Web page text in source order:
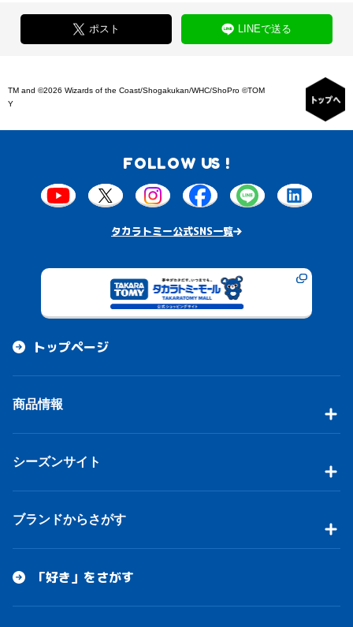
ポスト LINEで送る
TM and ©2026 Wizards of the Coast/Shogakukan/WHC/ShoPro ©TOM
Y
FOLLOW US !
タカラトミー公式SNS一覧
トップページ
商品情報
シーズンサイト
ブランドからさがす
「好き」をさがす